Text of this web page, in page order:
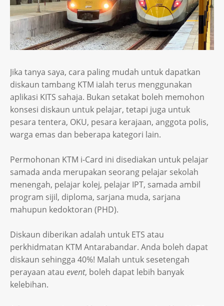
Jika tanya saya, cara paling mudah untuk dapatkan
diskaun tambang KTM ialah terus menggunakan
aplikasi KITS sahaja. Bukan setakat boleh memohon
konsesi diskaun untuk pelajar, tetapi juga untuk
pesara tentera, OKU, pesara kerajaan, anggota polis,
warga emas dan beberapa kategori lain.
Permohonan KTM i-Card ini disediakan untuk pelajar
samada anda merupakan seorang pelajar sekolah
menengah, pelajar kolej, pelajar IPT, samada ambil
program sijil, diploma, sarjana muda, sarjana
mahupun kedoktoran (PHD).
Diskaun diberikan adalah untuk ETS atau
perkhidmatan KTM Antarabandar. Anda boleh dapat
diskaun sehingga 40%! Malah untuk sesetengah
perayaan atau event, boleh dapat lebih banyak
kelebihan.